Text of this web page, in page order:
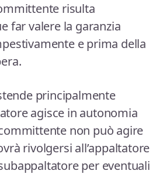
risulta
far valere la garanzia
e prima della
principalmente
agisce in autonomia
non può agire
rivolgersi all’appaltatore
per eventuali